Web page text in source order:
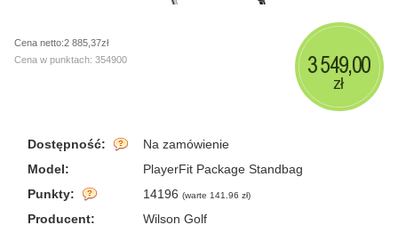
Dostępność:
Na zamówienie
Model:
PlayerFit Package Standbag
Punkty:
14196 (warte 141.96 zł)
Producent:
Wilson Golf
Cena netto:2 885,37zł
Cena w punktach: 354900
3 549,00
zł